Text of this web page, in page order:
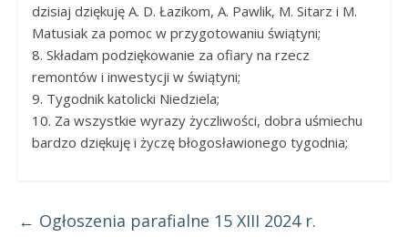
dzisiaj dziękuję A. D. Łazikom, A. Pawlik, M. Sitarz i M.
Matusiak za pomoc w przygotowaniu świątyni;
8. Składam podziękowanie za ofiary na rzecz
remontów i inwestycji w świątyni;
9. Tygodnik katolicki Niedziela;
10. Za wszystkie wyrazy życzliwości, dobra uśmiechu
bardzo dziękuję i życzę błogosławionego tygodnia;
← Ogłoszenia parafialne 15 XIII 2024 r.